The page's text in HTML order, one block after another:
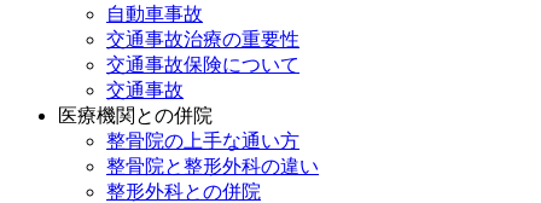
自動車事故
交通事故治療の重要性
交通事故保険について
交通事故
医療機関との併院
整骨院の上手な通い方
整骨院と整形外科の違い
整形外科との併院